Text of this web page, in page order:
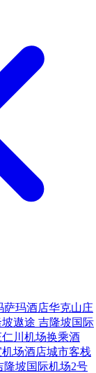
萨玛酒店华克山庄
遨途 吉隆坡国际
川机场换乘酒
场酒店城市客栈
隆坡国际机场2号